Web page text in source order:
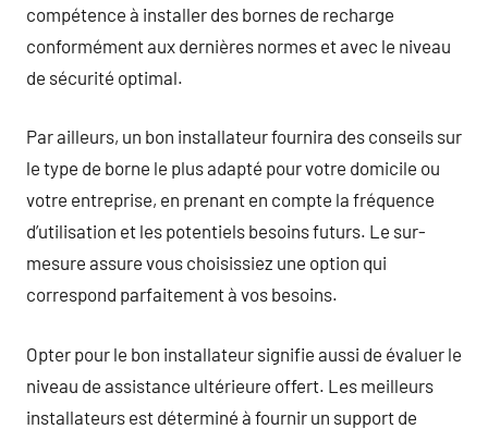
compétence à installer des bornes de recharge
conformément aux dernières normes et avec le niveau
de sécurité optimal.
Par ailleurs, un bon installateur fournira des conseils sur
le type de borne le plus adapté pour votre domicile ou
votre entreprise, en prenant en compte la fréquence
d’utilisation et les potentiels besoins futurs. Le sur-
mesure assure vous choisissiez une option qui
correspond parfaitement à vos besoins.
Opter pour le bon installateur signifie aussi de évaluer le
niveau de assistance ultérieure offert. Les meilleurs
installateurs est déterminé à fournir un support de